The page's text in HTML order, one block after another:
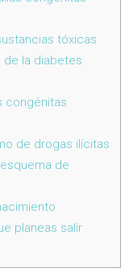
tóxicas
la diabetes
congénitas
de drogas ilícitas
de
planeas salir